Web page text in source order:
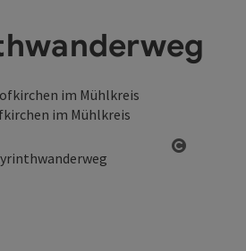
im Mühlkreis
im Mühlkreis